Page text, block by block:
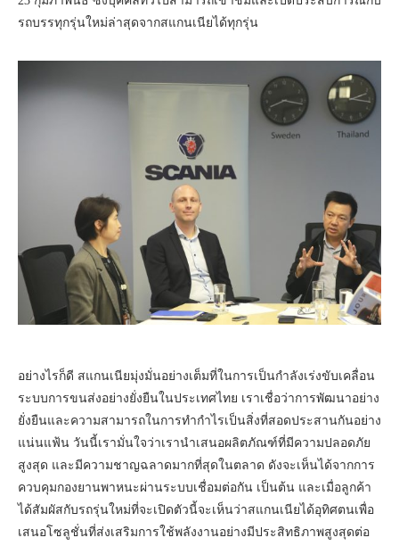
รถบรรทุกรุ่นใหม่ล่าสุดจากสแกนเนียได้ทุกรุ่น
อย่างไรก็ดี สแกนเนียมุ่งมั่นอย่างเต็มที่ในการเป็นกำลังเร่งขับเคลื่อน
ระบบการขนส่งอย่างยั่งยืนในประเทศไทย เราเชื่อว่าการพัฒนาอย่าง
ยั่งยืนและความสามารถในการทำกำไรเป็นสิ่งที่สอดประสานกันอย่าง
แน่นแฟ้น วันนี้เรามั่นใจว่าเรานำเสนอผลิตภัณฑ์ที่มีความปลอดภัย
สูงสุด และมีความชาญฉลาดมากที่สุดในตลาด ดังจะเห็นได้จากการ
ควบคุมกองยานพาหนะผ่านระบบเชื่อมต่อกัน เป็นต้น และเมื่อลูกค้า
ได้สัมผัสกับรถรุ่นใหม่ที่จะเปิดตัวนี้จะเห็นว่าสแกนเนียได้อุทิศตนเพื่อ
เสนอโซลูชั่นที่ส่งเสริมการใช้พลังงานอย่างมีประสิทธิภาพสูงสุดต่อ